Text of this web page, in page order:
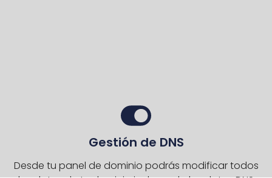
Gestión de DNS
Desde tu panel de dominio podrás modificar todos